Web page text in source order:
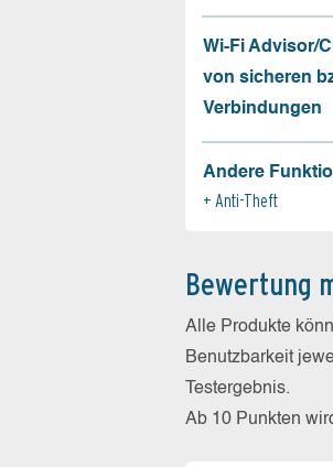
Wi-Fi Advisor/
von sicheren
Verbindungen
Andere
Anti-Theft
Bewertung
Alle Produkte
Benutzbarkeit
Testergebnis.
Ab 10 Punkten